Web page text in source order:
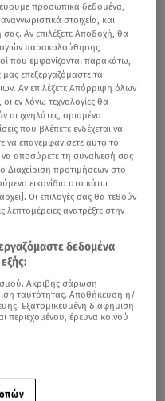
προσωπικά δεδομένα,
στοιχεία, και
Αν επιλέξετε Αποδοχή, θα
παρακολούθησης
που εμφανίζονται παρακάτω,
μας επεξεργαζόμαστε τα
Αν επιλέξετε Απόρριψη όλων
εν λόγω τεχνολογίες θα
οι ιχνηλάτες, ορισμένο
που βλέπετε ενδέχεται να
να επανεμφανίσετε αυτό το
να αποσύρετε τη συναίνεσή σας
προτιμήσεων στο
εικονίδιο στο κάτω
Οι επιλογές σας θα τεθούν
λεπτομέρειες ανατρέξτε στην
δεδομένα
Ακριβής σάρωση
ταυτότητας. Αποθήκευση ή/
Εξατομικευμένη διαφήμιση
περιεχομένου, έρευνα κοινού